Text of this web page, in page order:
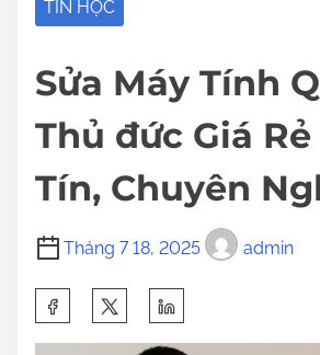
TIN HỌC
Sửa Máy Tính
Thủ đức Giá Rẻ
Tín, Chuyên
Tháng 7 18, 2025 admin